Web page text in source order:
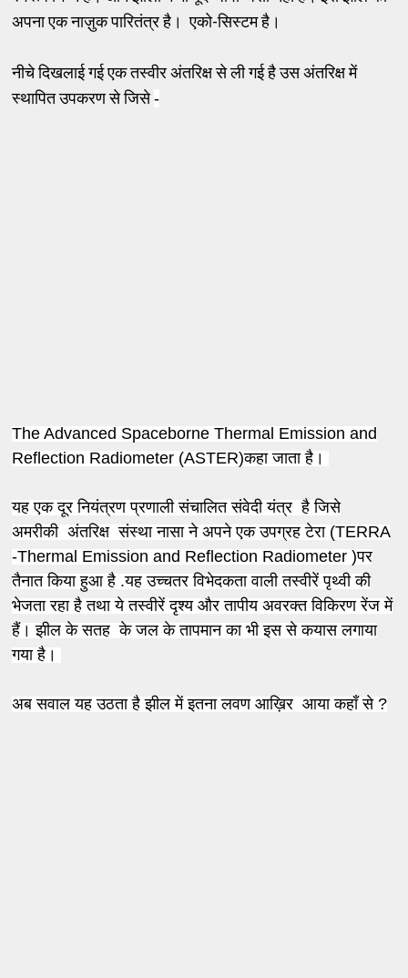
अपना एक नाज़ुक पारितंत्र है। एको-सिस्टम है।
नीचे दिखलाई गई एक तस्वीर अंतरिक्ष से ली गई है उस अंतरिक्ष में
स्थापित उपकरण से जिसे-
The Advanced Spaceborne Thermal Emission and
Reflection Radiometer (ASTER)कहा जाता है।
यह एक दूर नियंत्रण प्रणाली संचालित संवेदी यंत्र है जिसे
अमरीकी अंतरिक्ष संस्था नासा ने अपने एक उपग्रह टेरा (TERRA
-Thermal Emission and Reflection Radiometer )पर
तैनात किया हुआ है .यह उच्चतर विभेदकता वाली तस्वीरें पृथ्वी की
भेजता रहा है तथा ये तस्वीरें दृश्य और तापीय अवरक्त विकिरण रेंज में
हैं। झील के सतह के जल के तापमान का भी इस से कयास लगाया
गया है।
अब सवाल यह उठता है झील में इतना लवण आख़िर आया कहाँ से ?